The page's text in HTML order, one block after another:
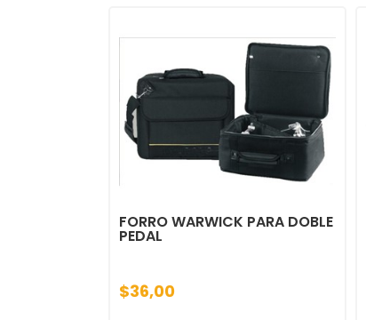
FORRO WARWICK PARA DOBLE
PEDAL
$36,00